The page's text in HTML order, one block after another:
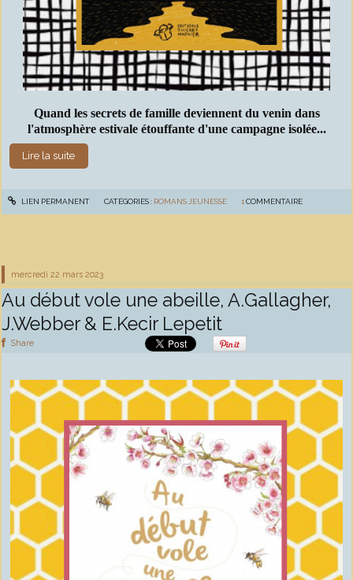
Quand les secrets de famille deviennent du venin dans
l'atmosphère estivale étouffante d'une campagne isolée...
Lire la suite
LIEN PERMANENT CATÉGORIES : ROMANS JEUNESSE 1 COMMENTAIRE
mercredi 22 mars 2023
Au début vole une abeille, A.Gallagher,
J.Webber & E.Kecir Lepetit
Share